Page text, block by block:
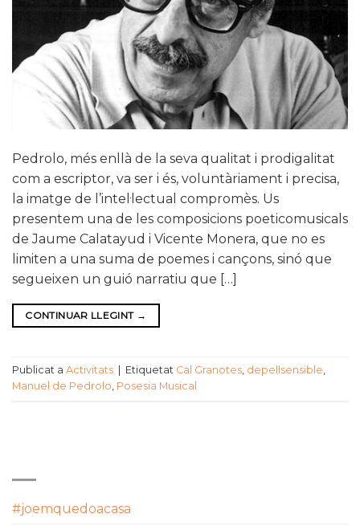
Pedrolo, més enllà de la seva qualitat i prodigalitat
com a escriptor, va ser i és, voluntàriament i precisa,
la imatge de l’intel·lectual compromès. Us
presentem una de les composicions poeticomusicals
de Jaume Calatayud i Vicente Monera, que no es
limiten a una suma de poemes i cançons, sinó que
segueixen un guió narratiu que […]
CONTINUAR LLEGINT →
Publicat a Activitats Etiquetat Cal Granotes, depellsensible,
Manuel de Pedrolo, Posesia Musical
#joemquedoacasa